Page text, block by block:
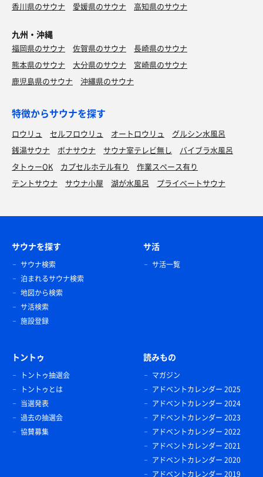
香川県のサウナ
愛媛県のサウナ 高知県のサウナ
九州・沖縄
福岡県のサウナ 佐賀県のサウナ
長崎県のサウナ
熊本県のサウナ
大分県のサウナ
宮崎県のサウナ
鹿児島県のサウナ
沖縄県のサウナ
特徴からサウナを探す
ロウリュ セルフロウリュ オートロウリュ
グルシン水風呂
銭湯サウナ
ボナサウナ サウナ室テレビ無し
バイブラ水風呂
タトゥーOK
カプセルホテル有り
作業スペース有り
テントサウナ
サウナ小屋 湖が水風呂 プライベートサウナ
サウナを探す
サウナ検索
泊まれるサウナ検索
地図から検索
サ活検索
施設登録
サ活
サ活一覧
トントゥ
トントゥ抽選会
トントゥとは
当選発表
過去の抽選会
協賛募集
読みもの
マガジン
アドベントカレンダー 2025
アドベントカレンダー 2024
アドベントカレンダー 2023
アドベントカレンダー 2022
アドベントカレンダー 2021
アドベントカレンダー 2020
アドベントカレンダー 2019